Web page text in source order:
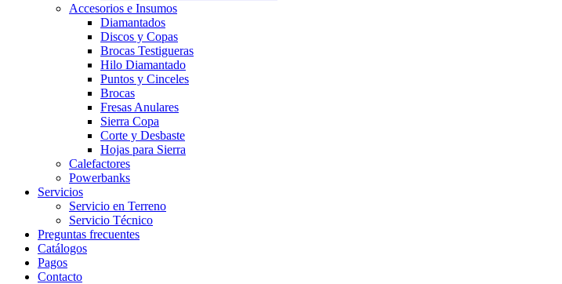
Accesorios e Insumos
Diamantados
Discos y Copas
Brocas Testigueras
Hilo Diamantado
Puntos y Cinceles
Brocas
Fresas Anulares
Sierra Copa
Corte y Desbaste
Hojas para Sierra
Calefactores
Powerbanks
Servicios
Servicio en Terreno
Servicio Técnico
Preguntas frecuentes
Catálogos
Pagos
Contacto